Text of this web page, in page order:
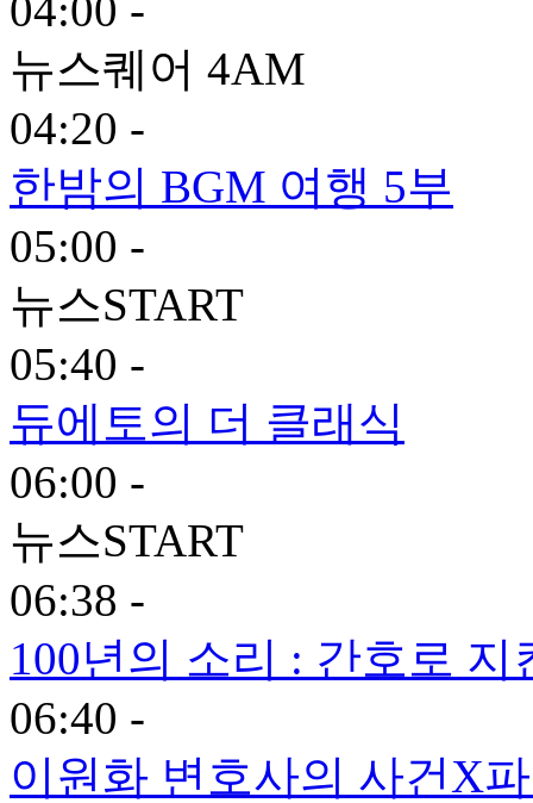
뉴스퀘어 4AM
04:20 -
한밤의 BGM 여행 5부
05:00 -
뉴스START
05:40 -
듀에토의 더 클래식
06:00 -
뉴스START
06:38 -
100년의 소리 : 간호로 지
06:40 -
이원화 변호사의 사건X